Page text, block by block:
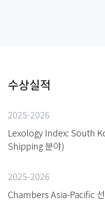
수상실적
2025-2026
Lexology Index: South
Shipping 분야)
2025-2026
Chambers Asia-Pacific